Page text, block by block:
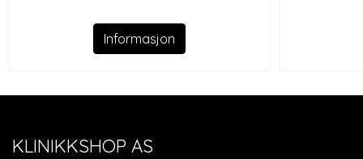
Informasjon
KLINIKKSHOP AS